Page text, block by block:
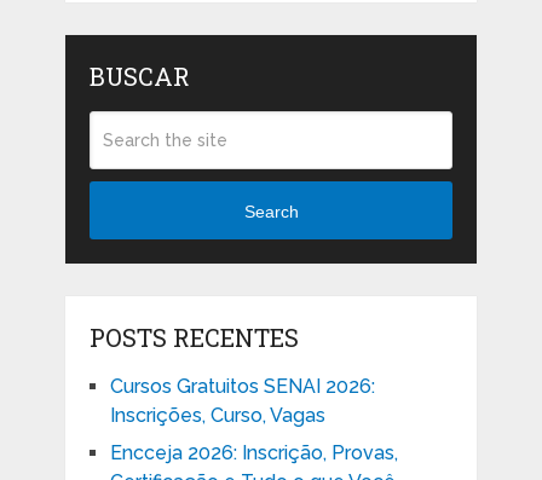
BUSCAR
Search
POSTS RECENTES
Cursos Gratuitos SENAI 2026:
Inscrições, Curso, Vagas
Encceja 2026: Inscrição, Provas,